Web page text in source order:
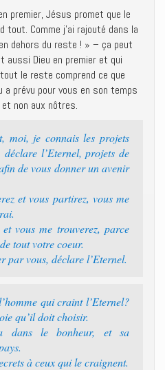
premier, Jésus promet que le
tout. Comme j’ai rajouté dans la
dehors du reste ! » – ça peut
aussi Dieu en premier et qui
le reste comprend ce que
prévu pour vous en son temps
non aux nôtres.
moi, je connais les projets
l’Eternel, projets de
de vous donner un avenir
et vous partirez, vous me
vous me trouverez, parce
tout votre coeur.
par vous, déclare l’Eternel.
qui craint l’Eternel?
qu’il doit choisir.
dans le bonheur, et sa
à ceux qui le craignent.